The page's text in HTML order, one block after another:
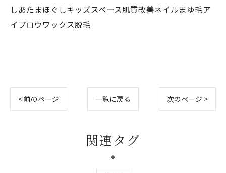
しあたまほぐしキッズスペース肌質改善ネイルまゆ毛ア
イブロウワックス脱毛
< 前のページ 一覧に戻る 次のページ >
関連タグ